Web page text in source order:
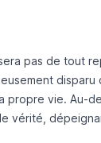
pas de tout
disparu
propre vie. Au-
vérité,